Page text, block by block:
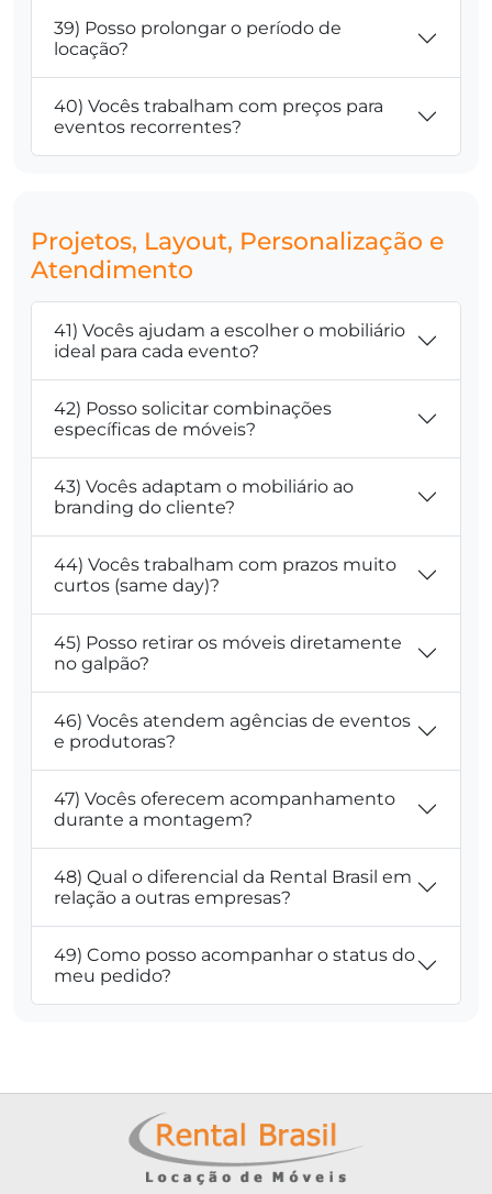
39) Posso prolongar o período de
locação?
40) Vocês trabalham com preços para
eventos recorrentes?
Projetos, Layout, Personalização e
Atendimento
41) Vocês ajudam a escolher o mobiliário
ideal para cada evento?
42) Posso solicitar combinações
específicas de móveis?
43) Vocês adaptam o mobiliário ao
branding do cliente?
44) Vocês trabalham com prazos muito
curtos (same day)?
45) Posso retirar os móveis diretamente
no galpão?
46) Vocês atendem agências de eventos
e produtoras?
47) Vocês oferecem acompanhamento
durante a montagem?
48) Qual o diferencial da Rental Brasil em
relação a outras empresas?
49) Como posso acompanhar o status do
meu pedido?